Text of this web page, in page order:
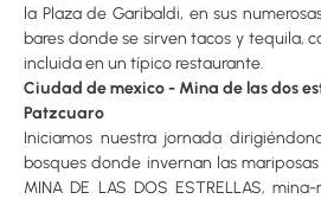
la Plaza de Garibaldi, en sus
bares donde se sirven tacos y tequila,
incluida en un típico restaurante.
Ciudad de mexico - Mina de las dos
Patzcuaro
Iniciamos nuestra jornada
bosques donde invernan las
MINA DE LAS DOS ESTRELLAS,